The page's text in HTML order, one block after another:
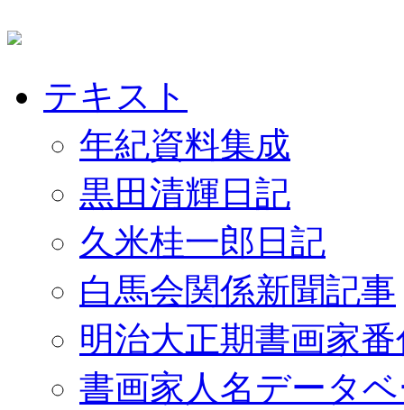
テキスト
年紀資料集成
黒田清輝日記
久米桂一郎日記
白馬会関係新聞記事
明治大正期書画家
書画家人名データ